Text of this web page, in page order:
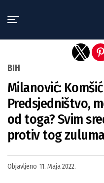
BIH
Milanović:
Predsjedništvo,
od toga? Svim
protiv tog zuluma
Objavljeno 11. Maja 2022.